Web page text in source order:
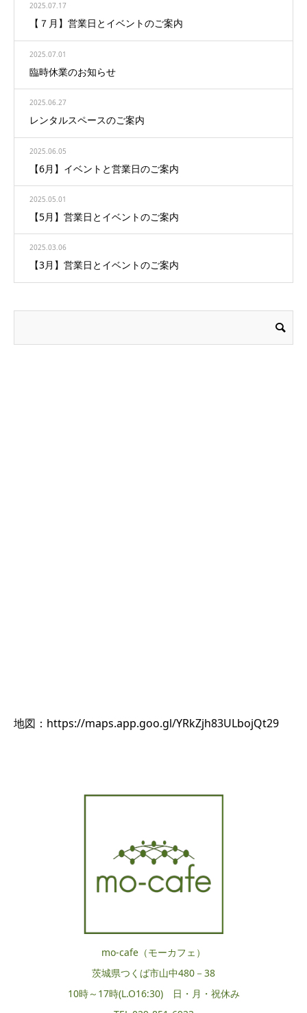
2025.07.17
【７月】営業日とイベントのご案内
2025.07.01
臨時休業のお知らせ
2025.06.27
レンタルスペースのご案内
2025.06.05
【6月】イベントと営業日のご案内
2025.05.01
【5月】営業日とイベントのご案内
2025.03.06
【3月】営業日とイベントのご案内
地図：https://maps.app.goo.gl/YRkZjh83ULbojQt29
mo-cafe（モーカフェ）
茨城県つくば市山中480－38
10時～17時(L.O16:30) 日・月・祝休み